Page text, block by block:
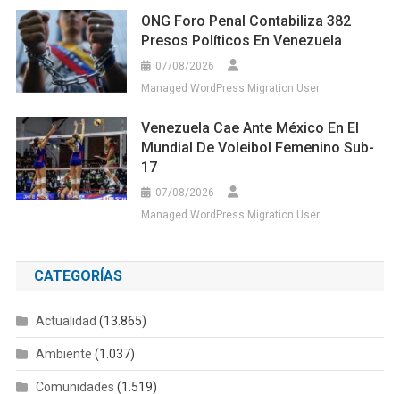
ONG Foro Penal Contabiliza 382
Presos Políticos En Venezuela
07/08/2026
Managed WordPress Migration User
Venezuela Cae Ante México En El
Mundial De Voleibol Femenino Sub-
17
07/08/2026
Managed WordPress Migration User
CATEGORÍAS
Actualidad (13.865)
Ambiente (1.037)
Comunidades (1.519)